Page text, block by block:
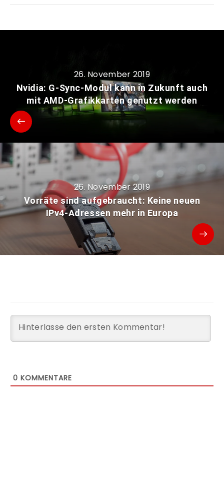
26. November 2019
Nvidia: G-Sync-Modul kann in Zukunft auch
mit AMD-Grafikkarten genutzt werden
26. November 2019
Vorräte sind aufgebraucht: Keine neuen
IPv4-Adressen mehr in Europa
0 KOMMENTARE